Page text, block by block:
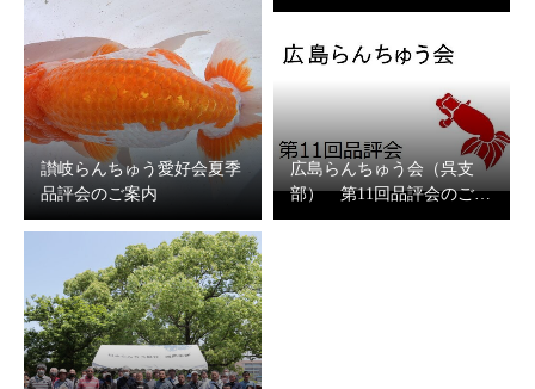
讃岐らんちゅう愛好会夏季
品評会のご案内
広島らんちゅう会（呉支
部） 第11回品評会のご…